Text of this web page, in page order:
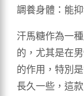
調養身體：能
汗馬糖作為一
的，尤其是在
的作用，特別
長久一些，這